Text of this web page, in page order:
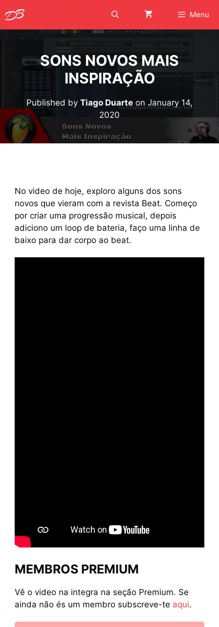
to
content
Menu
SONS NOVOS MAIS
INSPIRAÇÃO
Published by Tiago Duarte on January 14,
2020
No video de hoje, exploro alguns dos sons
novos que vieram com a revista Beat. Começo
por criar uma progressão musical, depois
adiciono um loop de bateria, faço uma linha de
baixo para dar corpo ao beat.
MEMBROS PREMIUM
Vê o video na integra na seção Premium. Se
ainda não és um membro subscreve-te aqui.